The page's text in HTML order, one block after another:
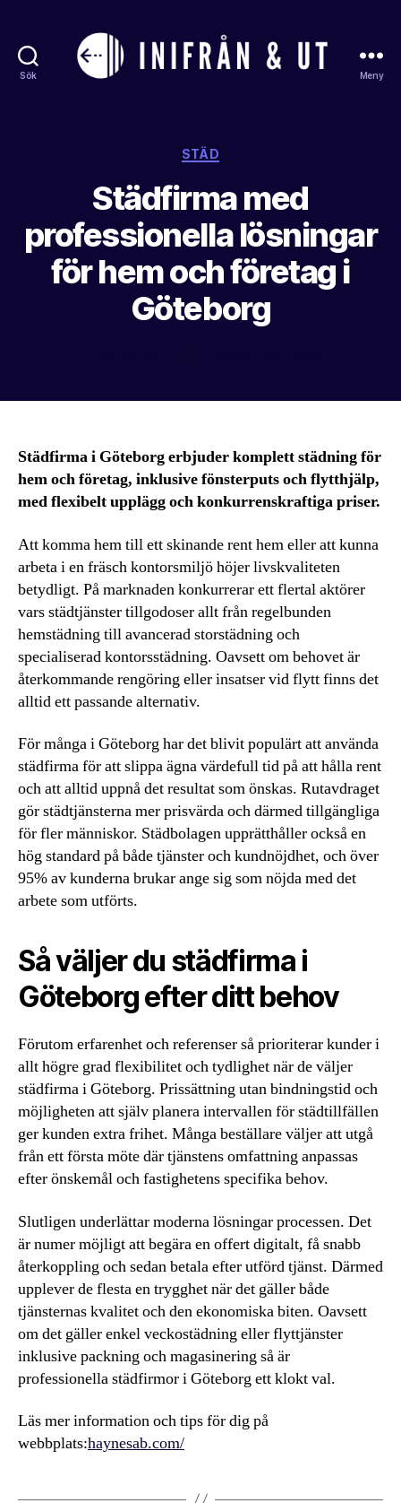
Sök Meny
Kategorier
STÄD
Städfirma med
professionella lösningar
för hem och företag i
Göteborg
Städfirma i Göteborg erbjuder komplett städning för
hem och företag, inklusive fönsterputs och flytthjälp,
med flexibelt upplägg och konkurrenskraftiga priser.
Att komma hem till ett skinande rent hem eller att kunna
arbeta i en fräsch kontorsmiljö höjer livskvaliteten
betydligt. På marknaden konkurrerar ett flertal aktörer
vars städtjänster tillgodoser allt från regelbunden
hemstädning till avancerad storstädning och
specialiserad kontorsstädning. Oavsett om behovet är
återkommande rengöring eller insatser vid flytt finns det
alltid ett passande alternativ.
För många i Göteborg har det blivit populärt att använda
städfirma för att slippa ägna värdefull tid på att hålla rent
och att alltid uppnå det resultat som önskas. Rutavdraget
gör städtjänsterna mer prisvärda och därmed tillgängliga
för fler människor. Städbolagen upprätthåller också en
hög standard på både tjänster och kundnöjdhet, och över
95% av kunderna brukar ange sig som nöjda med det
arbete som utförts.
Så väljer du städfirma i
Göteborg efter ditt behov
Förutom erfarenhet och referenser så prioriterar kunder i
allt högre grad flexibilitet och tydlighet när de väljer
städfirma i Göteborg. Prissättning utan bindningstid och
möjligheten att själv planera intervallen för städtillfällen
ger kunden extra frihet. Många beställare väljer att utgå
från ett första möte där tjänstens omfattning anpassas
efter önskemål och fastighetens specifika behov.
Slutligen underlättar moderna lösningar processen. Det
är numer möjligt att begära en offert digitalt, få snabb
återkoppling och sedan betala efter utförd tjänst. Därmed
upplever de flesta en trygghet när det gäller både
tjänsternas kvalitet och den ekonomiska biten. Oavsett
om det gäller enkel veckostädning eller flyttjänster
inklusive packning och magasinering så är
professionella städfirmor i Göteborg ett klokt val.
Läs mer information och tips för dig på
webbplats:haynesab.com/